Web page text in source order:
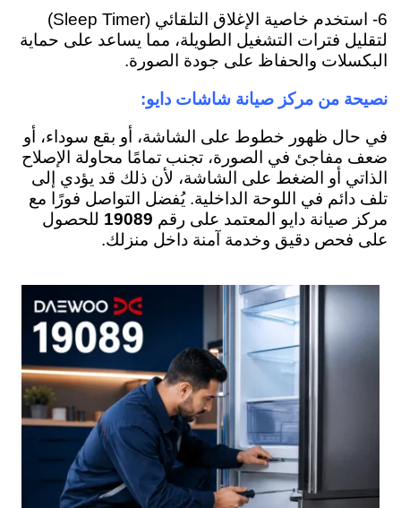
6- استخدم خاصية الإغلاق التلقائي (Sleep Timer)
لتقليل فترات التشغيل الطويلة، مما يساعد على حماية
البكسلات والحفاظ على جودة الصورة.
نصيحة من مركز صيانة شاشات دايو:
في حال ظهور خطوط على الشاشة، أو بقع سوداء، أو
ضعف مفاجئ في الصورة، تجنب تمامًا محاولة الإصلاح
الذاتي أو الضغط على الشاشة، لأن ذلك قد يؤدي إلى
تلف دائم في اللوحة الداخلية. يُفضل التواصل فورًا مع
مركز صيانة دايو المعتمد على رقم 19089 للحصول
على فحص دقيق وخدمة آمنة داخل منزلك.